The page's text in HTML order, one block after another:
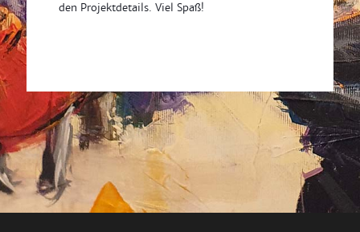
den Projektdetails. Viel Spaß!